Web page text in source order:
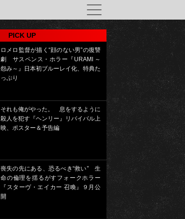
PICK UP
ロメロ監督が描く“顔のない男”の復讐
劇 サスペンス・ホラー『URAMI ～
怨み～』日本初ブルーレイ化、特典た
っぷり
それも俺がやった。 息をするように
殺人を犯す『ヘンリー』リバイバル上
映、ポスター＆予告編
喪失の先にある、恐るべき“救い” 生
命の倫理を揺るがすフォークホラー
『スターヴ・エイカー 召喚』９月公
開